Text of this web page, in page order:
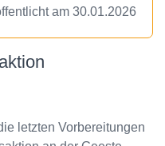
am 30.01.2026
letzten Vorbereitungen